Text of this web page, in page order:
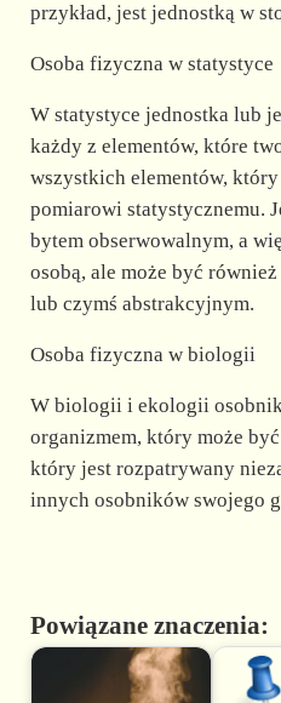
przykład, jest jednostką w
Osoba fizyczna w statystyce
W statystyce jednostka lub
każdy z elementów, które
wszystkich elementów,
pomiarowi statystycznemu.
bytem obserwowalnym, a
osobą, ale może być
lub czymś abstrakcyjnym.
Osoba fizyczna w biologii
W biologii i ekologii
organizmem, który może
który jest rozpatrywany
innych osobników swojego
Powiązane znaczenia: